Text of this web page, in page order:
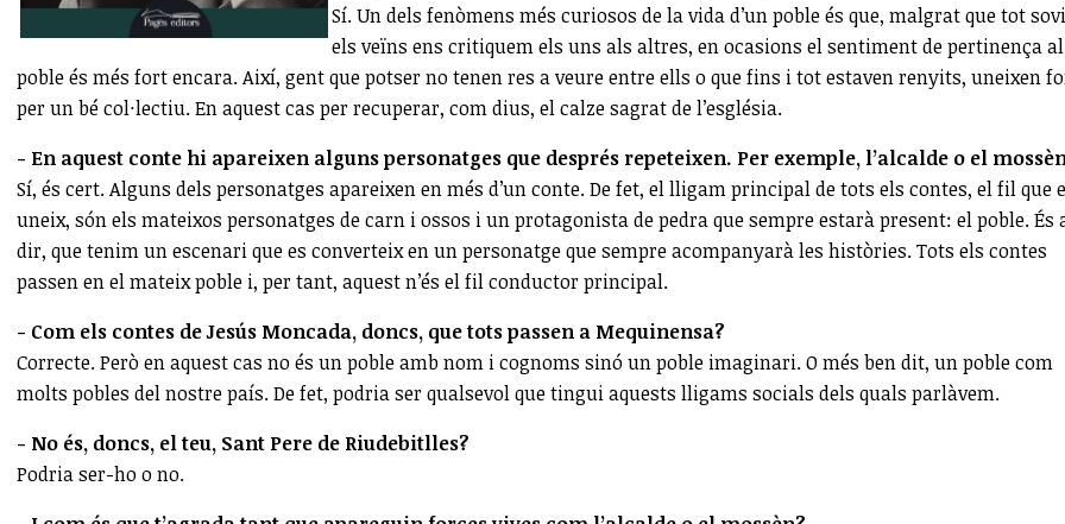
Sí. Un dels fenòmens més curiosos de la vida d’un poble és que, malgrat que tot
els veïns ens critiquem els uns als altres, en ocasions el sentiment de pertinença al
poble és més fort encara. Així, gent que potser no tenen res a veure entre ells o que fins i tot estaven renyits, uneixen
per un bé col·lectiu. En aquest cas per recuperar, com dius, el calze sagrat de l’església.
- En aquest conte hi apareixen alguns personatges que després repeteixen. Per exemple, l’alcalde o el
Sí, és cert. Alguns dels personatges apareixen en més d’un conte. De fet, el lligam principal de tots els contes, el fil que
uneix, són els mateixos personatges de carn i ossos i un protagonista de pedra que sempre estarà present: el poble. És
dir, que tenim un escenari que es converteix en un personatge que sempre acompanyarà les històries. Tots els contes
passen en el mateix poble i, per tant, aquest n’és el fil conductor principal.
- Com els contes de Jesús Moncada, doncs, que tots passen a Mequinensa?
Correcte. Però en aquest cas no és un poble amb nom i cognoms sinó un poble imaginari. O més ben dit, un poble com
molts pobles del nostre país. De fet, podria ser qualsevol que tingui aquests lligams socials dels quals parlàvem.
- No és, doncs, el teu, Sant Pere de Riudebitlles?
Podria ser-ho o no.